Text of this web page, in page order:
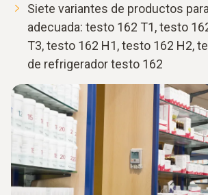
Siete variantes de productos
adecuada: testo 162 T1, testo
T3, testo 162 H1, testo 162 H2,
de refrigerador testo 162